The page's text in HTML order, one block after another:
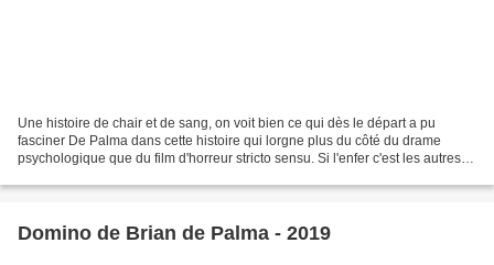
Une histoire de chair et de sang, on voit bien ce qui dès le départ a pu
fasciner De Palma dans cette histoire qui lorgne plus du côté du drame
psychologique que du film d'horreur stricto sensu. Si l'enfer c'est les autres,
Domino de Brian de Palma - 2019